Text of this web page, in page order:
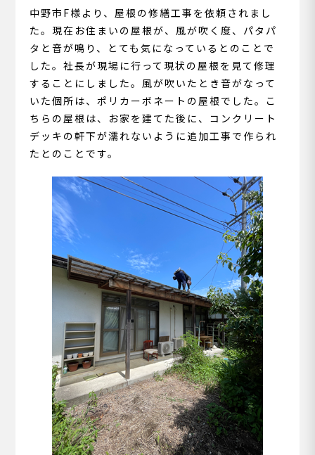
中野市F様より、屋根の修繕工事を依頼されまし
た。現在お住まいの屋根が、風が吹く度、パタパ
タと音が鳴り、とても気になっているとのことで
した。社長が現場に行って現状の屋根を見て修理
することにしました。風が吹いたとき音がなって
いた個所は、ポリカーボネートの屋根でした。こ
ちらの屋根は、お家を建てた後に、コンクリート
デッキの軒下が濡れないように追加工事で作られ
たとのことです。